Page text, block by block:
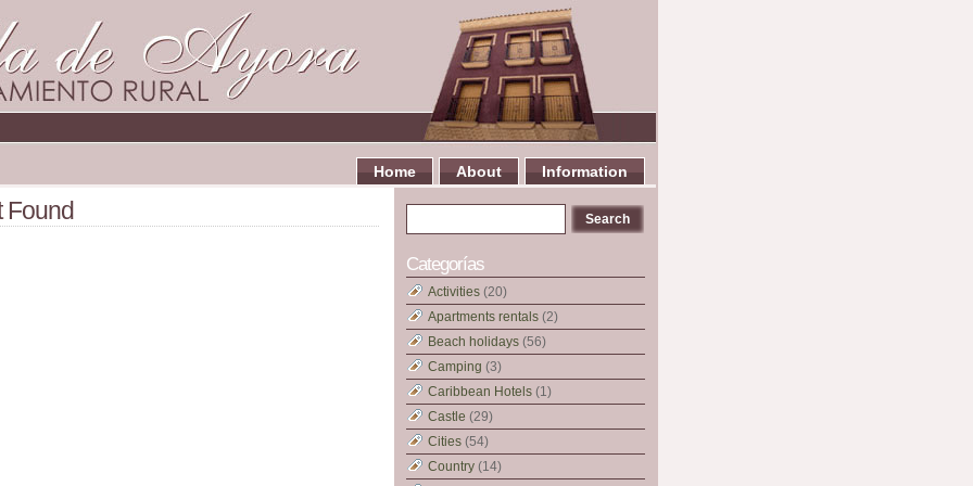
Home About Information
Found
Categorías
Activities (20)
Apartments rentals (2)
Beach holidays (56)
Camping (3)
Caribbean Hotels (1)
Castle (29)
Cities (54)
Country (14)